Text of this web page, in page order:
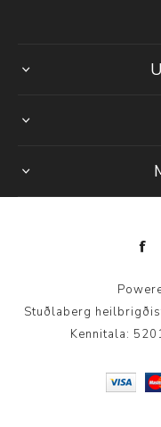
Stuðlaberg
Kennitala: